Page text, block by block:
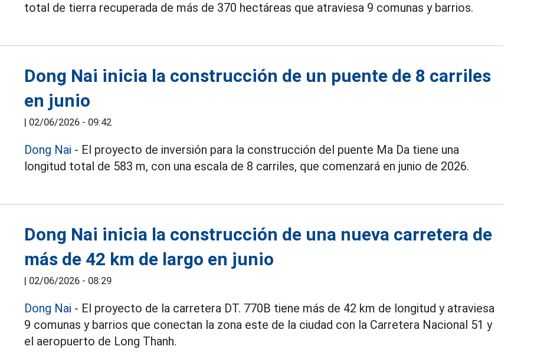
total de tierra recuperada de más de 370 hectáreas que atraviesa 9 comunas y barrios.
Dong Nai inicia la construcción de un puente de 8 carriles
en junio
| 02/06/2026 - 09:42
Dong Nai - El proyecto de inversión para la construcción del puente Ma Da tiene una
longitud total de 583 m, con una escala de 8 carriles, que comenzará en junio de 2026.
Dong Nai inicia la construcción de una nueva carretera de
más de 42 km de largo en junio
| 02/06/2026 - 08:29
Dong Nai - El proyecto de la carretera DT. 770B tiene más de 42 km de longitud y atraviesa
9 comunas y barrios que conectan la zona este de la ciudad con la Carretera Nacional 51 y
el aeropuerto de Long Thanh.